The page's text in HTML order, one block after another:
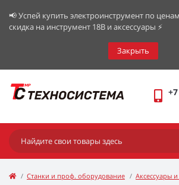
📢 Успей купить электроинструмент по
скидка на инструмент 18В и аксессуары ⚡️
Закрыть
Станки и проф. оборудование Аксессуары